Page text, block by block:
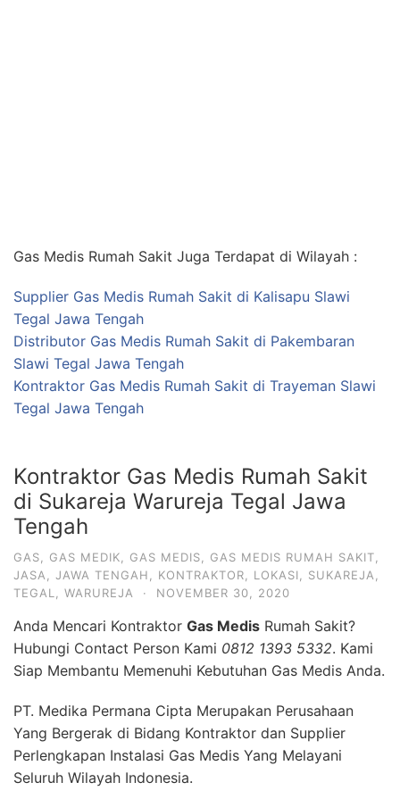
Gas Medis Rumah Sakit Juga Terdapat di Wilayah :
Supplier Gas Medis Rumah Sakit di Kalisapu Slawi
Tegal Jawa Tengah
Distributor Gas Medis Rumah Sakit di Pakembaran
Slawi Tegal Jawa Tengah
Kontraktor Gas Medis Rumah Sakit di Trayeman Slawi
Tegal Jawa Tengah
Kontraktor Gas Medis Rumah Sakit
di Sukareja Warureja Tegal Jawa
Tengah
GAS GAS MEDIK GAS MEDIS GAS MEDIS RUMAH SAKIT
JASA
JAWA TENGAH KONTRAKTOR LOKASI SUKAREJA
TEGAL
WARUREJA · NOVEMBER 30, 2020
Anda Mencari Kontraktor Gas Medis Rumah Sakit?
Hubungi Contact Person Kami 0812 1393 5332. Kami
Siap Membantu Memenuhi Kebutuhan Gas Medis Anda.
PT. Medika Permana Cipta Merupakan Perusahaan
Yang Bergerak di Bidang Kontraktor dan Supplier
Perlengkapan Instalasi Gas Medis Yang Melayani
Seluruh Wilayah Indonesia.